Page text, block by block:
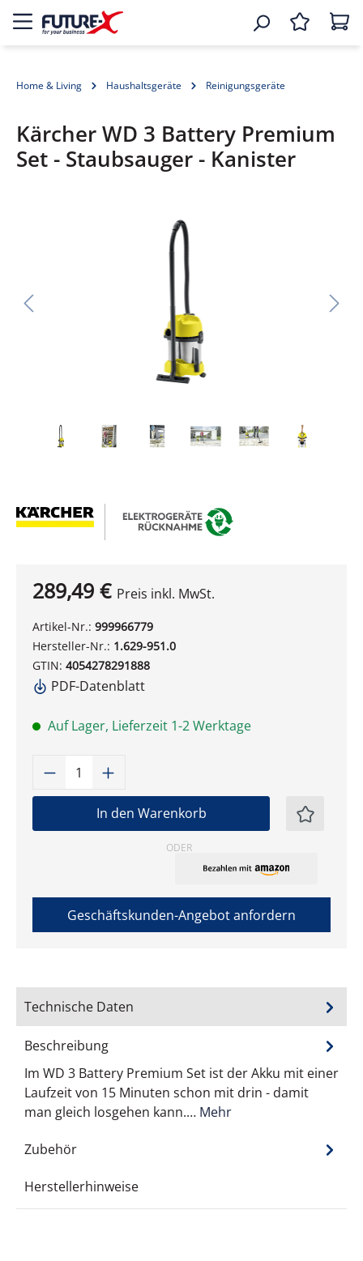
Home & Living Haushaltsgeräte Reinigungsgeräte
Kärcher WD 3 Battery Premium
Set - Staubsauger - Kanister
Bildergalerie überspringen
289,49 € Preis inkl. MwSt.
Artikel-Nr.: 999966779
Hersteller-Nr.: 1.629-951.0
GTIN: 4054278291888
PDF-Datenblatt
Auf Lager, Lieferzeit 1-2 Werktage
Produkt Anzahl: Gib den
In den Warenkorb
ODER
Geschäftskunden-Angebot anfordern
Technische Daten
Beschreibung
Im WD 3 Battery Premium Set ist der Akku mit einer
Laufzeit von 15 Minuten schon mit drin - damit
man gleich losgehen kann.… Mehr
Zubehör
Herstellerhinweise